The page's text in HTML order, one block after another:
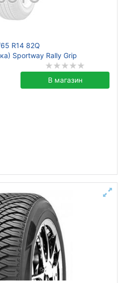
R14 82Q
Sportway Rally Grip
В магазин